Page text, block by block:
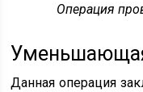
Операция
Данная операция